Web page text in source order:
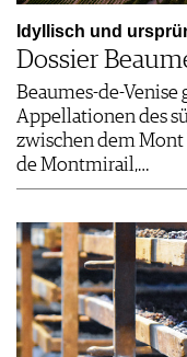
Idyllisch und
Dossier
Beaumes-de-
Appellationen des
zwischen dem Mont
de Montmirail,…